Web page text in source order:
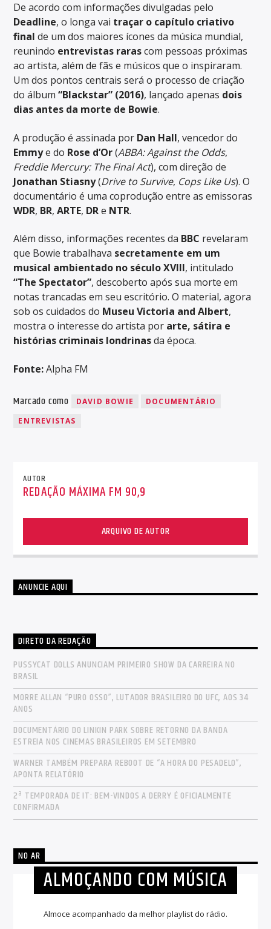
De acordo com informações divulgadas pelo
Deadline, o longa vai traçar o capítulo criativo
final de um dos maiores ícones da música mundial,
reunindo entrevistas rarascom pessoas próximas
ao artista, além de fãs e músicos que o inspiraram.
Um dos pontos centrais será o processo de criação
do álbum“Blackstar” (2016), lançado apenas dois
dias antes da morte de Bowie.
A produção é assinada por Dan Hall, vencedor do
Emmye do Rose d’Or(ABBA: Against the Odds,
Freddie Mercury: The Final Act), com direção de
Jonathan Stiasny(Drive to Survive, Cops Like Us). O
documentário é uma coprodução entre as emissoras
WDR, BR,ARTE, DRe NTR.
Além disso, informações recentes da BBC revelaram
que Bowie trabalhava secretamente em um
musical ambientado no século XVIII, intitulado
“The Spectator”, descoberto após sua morte em
notas trancadas em seu escritório. O material, agora
sob os cuidados do Museu Victoria and Albert,
mostra o interesse do artista por arte, sátira e
histórias criminais londrinasda época.
Fonte:Alpha FM
Marcado como DAVID BOWIE
DOCUMENTÁRIO
ENTREVISTAS
AUTOR
REDAÇÃO MÁXIMA FM 90,9
ARQUIVO DE AUTOR
ANUNCIE AQUI
DIRETO DA REDAÇÃO
PUSSYCAT DOLLS ANUNCIAM PRIMEIRO SHOW DA CARREIRA NO
BRASIL
MORRE ALLAN “PURO OSSO”, LUTADOR BRASILEIRO DO UFC, AOS 34
ANOS
DOCUMENTÁRIO DO LINKIN PARK SOBRE RETORNO DA BANDA
ESTREIA NOS CINEMAS BRASILEIROS EM SETEMBRO
WARNER TAMBÉM PREPARA REBOOT DE “A HORA DO PESADELO”,
APONTA RELATÓRIO
2ª TEMPORADA DE IT: BEM-VINDOS A DERRY É OFICIALMENTE
CONFIRMADA
NO AR
ALMOÇANDO COM MÚSICA
Almoce acompanhado da melhor playlist do rádio.